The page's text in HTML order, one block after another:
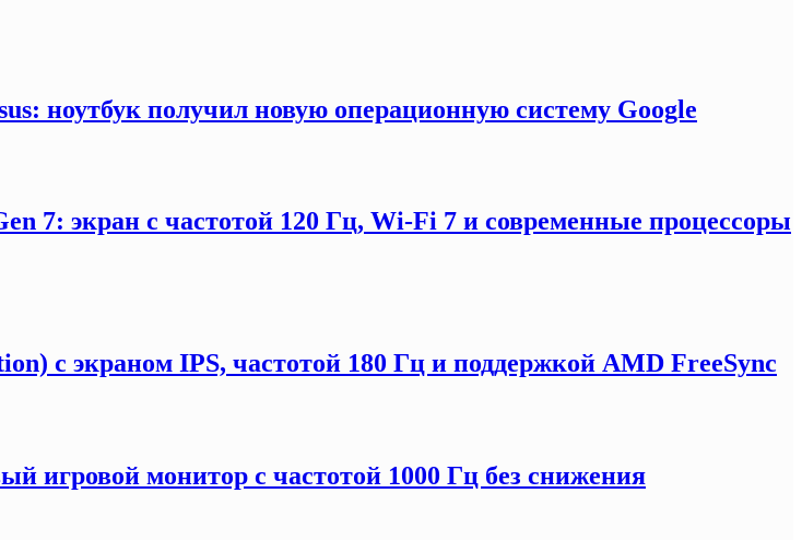
ноутбук получил новую операционную систему Google
7: экран с частотой 120 Гц, Wi-Fi 7 и современные процессоры
с экраном IPS, частотой 180 Гц и поддержкой AMD FreeSync
игровой монитор с частотой 1000 Гц без снижения